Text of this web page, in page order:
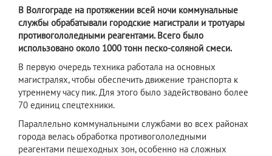
В Волгограде на протяжении всей ночи коммунальные
службы обрабатывали городские магистрали и тротуары
противогололедными реагентами. Всего было
использовано около 1000 тонн песко-соляной смеси.
​В первую очередь техника работала на основных
магистралях, чтобы обеспечить движение транспорта к
утреннему часу пик. Для этого было задействовано более
70 единиц спецтехники.
Параллельно коммунальными службами во всех районах
города велась обработка противогололедными
реагентами пешеходных зон, особенно на сложных